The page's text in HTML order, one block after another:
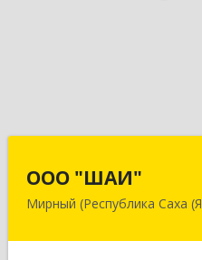
ООО "ШАИ"
Мирный (Республика Саха
678175, Республика